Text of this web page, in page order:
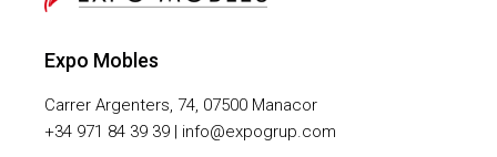
Expo Mobles
Carrer Argenters, 74, 07500 Manacor
+34 971 84 39 39 | info@expogrup.com